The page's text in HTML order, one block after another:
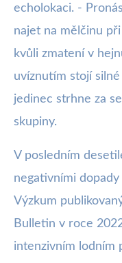
echolokaci. -
najet na mělčinu
kvůli zmatení v
uvíznutím stojí
jedinec strhne za
skupiny.
V posledním
negativními dopady
Výzkum
Bulletin v roce
intenzivním lodním